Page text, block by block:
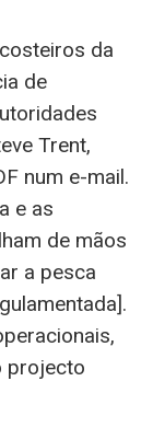
da
de
Trent,
num e-mail.
e as
de mãos
a pesca
projecto